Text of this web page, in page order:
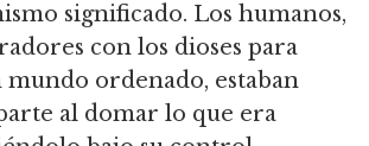
significado. Los humanos,
con los dioses para
ordenado, estaban
al domar lo que era